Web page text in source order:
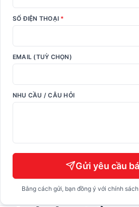
SỐ ĐIỆN THOẠI *
EMAIL (TUỲ CHỌN)
NHU CẦU / CÂU HỎI
Gửi yêu cầu
Bằng cách gửi, bạn đồng ý với chính